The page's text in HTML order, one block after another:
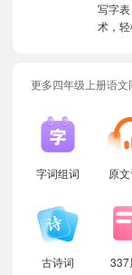
写字
术，
更多四年级上册语文
字词组词 原
古诗词 337